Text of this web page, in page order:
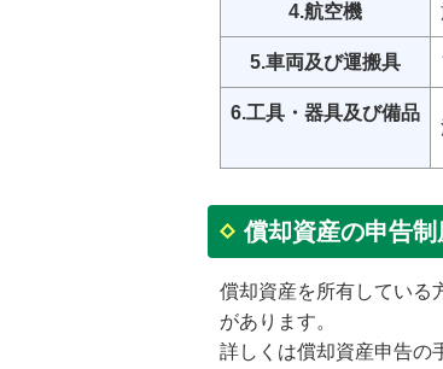
4.航空機
5.車両及び運搬具
6.工具・器具及び備品
償却資産の申告制
償却資産を所有している
があります。
詳しくは償却資産申告の